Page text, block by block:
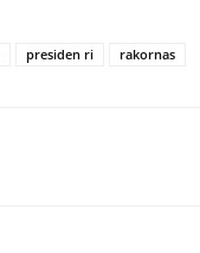
presiden ri rakornas